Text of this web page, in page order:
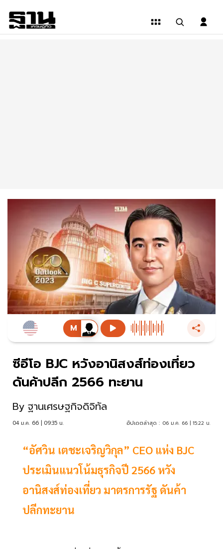
ซีอีโอ BJC หวังอานิสงส์ท่องเที่ยว
ดันค้าปลีก 2566 ทะยาน
By ฐานเศรษฐกิจดิจิทัล
04 ม.ค. 66 | 09:35 น. อัปเดตล่าสุด : 06 ม.ค. 66 | 15:22 น.
“อัศวิน เตชะเจริญวิกุล” CEO แห่ง BJC
ประเมินแนวโน้มธุรกิจปี 2566 หวัง
อานิสงส์ท่องเที่ยว มาตรการรัฐ ดันค้า
ปลีกทะยาน